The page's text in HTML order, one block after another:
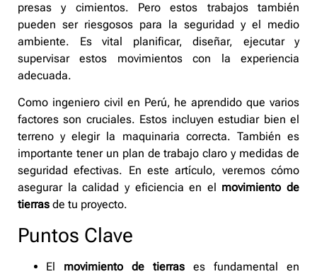
presas y cimientos. Pero estos trabajos también
pueden ser riesgosos para la seguridad y el medio
ambiente. Es vital planificar, diseñar, ejecutar y
supervisar estos movimientos con la experiencia
adecuada.
Como ingeniero civil en Perú, he aprendido que varios
factores son cruciales. Estos incluyen estudiar bien el
terreno y elegir la maquinaria correcta. También es
importante tener un plan de trabajo claro y medidas de
seguridad efectivas. En este artículo, veremos cómo
asegurar la calidad y eficiencia en el movimiento de
tierras de tu proyecto.
Puntos Clave
El movimiento de tierras es fundamental en